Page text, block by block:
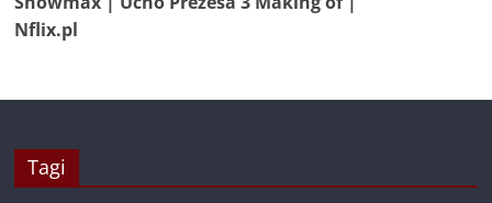
Nflix.pl
Tagi